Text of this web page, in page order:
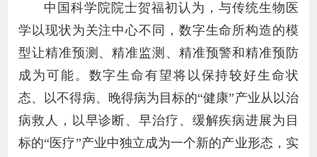
中国科学院院士贺福初认为，与传统生物医
学以现状为关注中心不同，数字生命所构造的模
型让精准预测、精准监测、精准预警和精准预防
成为可能。数字生命有望将以保持较好生命状
态、以不得病、晚得病为目标的“健康”产业从以治
病救人，以早诊断、早治疗、缓解疾病进展为目
标的“医疗”产业中独立成为一个新的产业形态，实